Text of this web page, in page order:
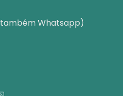
Whatsapp)